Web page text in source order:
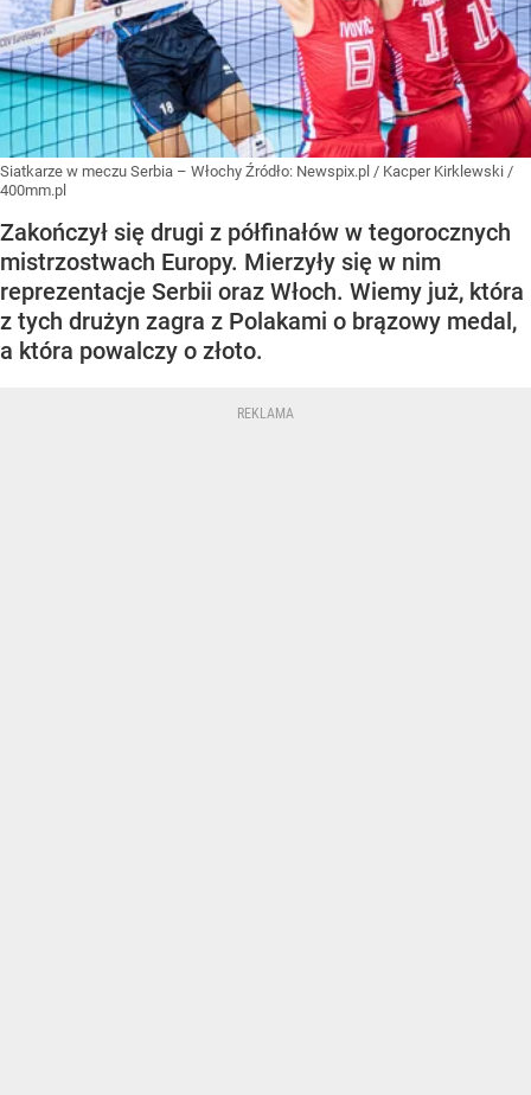
Siatkarze w meczu Serbia – Włochy Źródło: Newspix.pl / Kacper Kirklewski /
400mm.pl
Zakończył się drugi z półfinałów w tegorocznych
mistrzostwach Europy. Mierzyły się w nim
reprezentacje Serbii oraz Włoch. Wiemy już, która
z tych drużyn zagra z Polakami o brązowy medal,
a która powalczy o złoto.